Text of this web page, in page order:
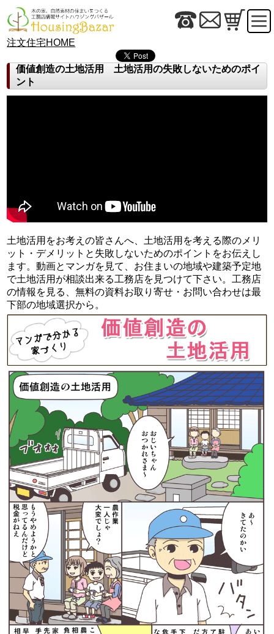
注文住宅HOME
価値創造の土地活用 土地活用の失敗しないためのポイ
ント
土地活用をお考えの皆さんへ、土地活用を考える際のメリ
ット・デメリットと失敗しないためのポイントをお伝えし
ます。動画とマンガを見て、お住まいの地域や建築予定地
で土地活用が相談出来る工務店を見つけて下さい。工務店
の情報を見る、無料の資料お取り寄せ・お問い合わせは最
下部の地域選択から。